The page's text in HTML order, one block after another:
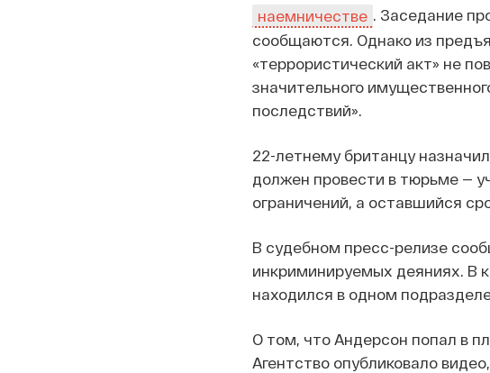
наемничестве
. Заседание
сообщаются. Однако из
«террористический акт» не
значительного
последствий».
22-летнему британцу
должен провести в тюрьме —
ограничений, а оставшийся
В судебном пресс-релизе
инкриминируемых деяниях. В
находился в одном
О том, что Андерсон попал в
Агентство опубликовало